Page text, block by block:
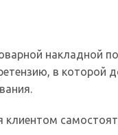
накладной
в которой
клиентом